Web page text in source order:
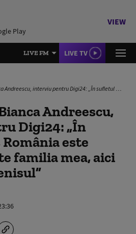
Play
VIEW
LIVE FM LIVE TV
interviu pentru Digi24: „În sufletul meu, România este acasă. Aici este familia mea, aici am început tenisul”
Andreescu,
Digi24: „În
este
familia mea, aici